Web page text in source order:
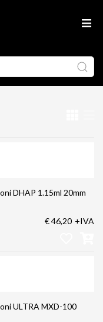
DHAP 1.15ml 20mm
€ 46,20 +IVA
ULTRA MXD-100